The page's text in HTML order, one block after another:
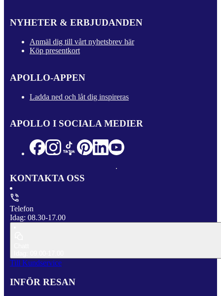
NYHETER & ERBJUDANDEN
Anmäl dig till vårt nyhetsbrev här
Köp presentkort
APOLLO-APPEN
Ladda ned och låt dig inspireras
APOLLO I SOCIALA MEDIER
KONTAKTA OSS
Telefon
Idag: 08.30-17.00
Till Kundservice
INFÖR RESAN